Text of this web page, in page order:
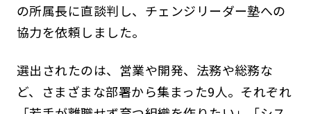
の所属長に直談判し、チェンジリーダー塾への
協力を依頼しました。
選出されたのは、営業や開発、法務や総務な
ど、さまざまな部署から集まった9人。それぞれ